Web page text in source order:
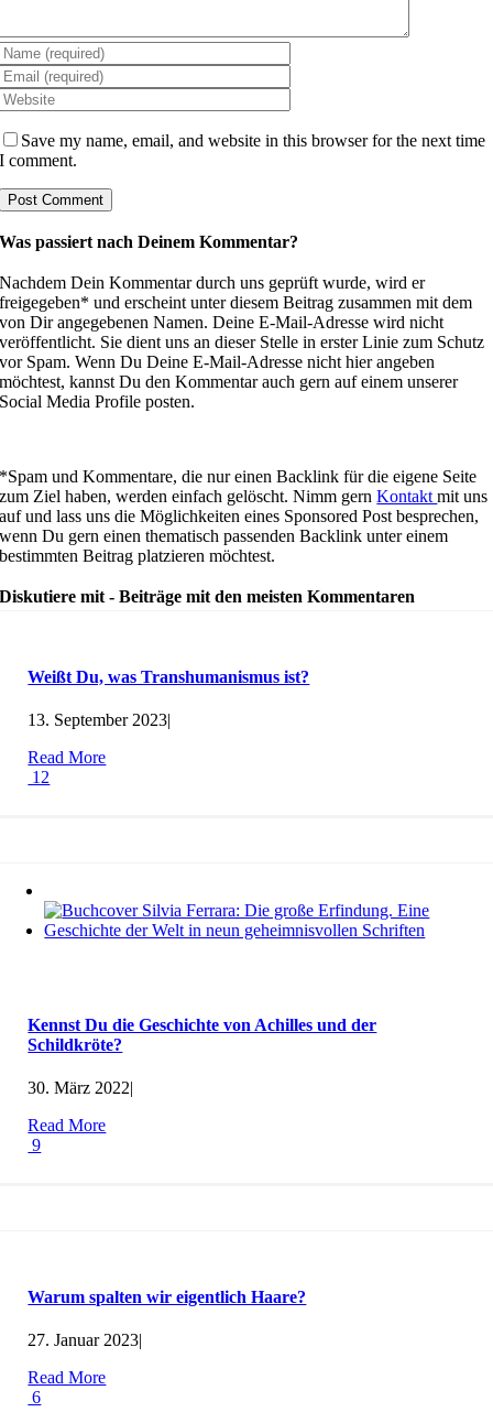
Save my name, email, and website in this browser for the next time
I comment.
Was passiert nach Deinem Kommentar?
Nachdem Dein Kommentar durch uns geprüft wurde, wird er
freigegeben* und erscheint unter diesem Beitrag zusammen mit dem
von Dir angegebenen Namen. Deine E-Mail-Adresse wird nicht
veröffentlicht. Sie dient uns an dieser Stelle in erster Linie zum Schutz
vor Spam. Wenn Du Deine E-Mail-Adresse nicht hier angeben
möchtest, kannst Du den Kommentar auch gern auf einem unserer
Social Media Profile posten.
*Spam und Kommentare, die nur einen Backlink für die eigene Seite
zum Ziel haben, werden einfach gelöscht. Nimm gernKontaktmit uns
auf und lass uns die Möglichkeiten eines Sponsored Post besprechen,
wenn Du gern einen thematisch passenden Backlink unter einem
bestimmten Beitrag platzieren möchtest.
Diskutiere mit - Beiträge mit den meisten Kommentaren
Weißt Du, was Transhumanismus ist?
13. September 2023|
Read More
12
Kennst Du die Geschichte von Achilles und der
Schildkröte?
30. März 2022|
Read More
9
Warum spalten wir eigentlich Haare?
27. Januar 2023|
Read More
6